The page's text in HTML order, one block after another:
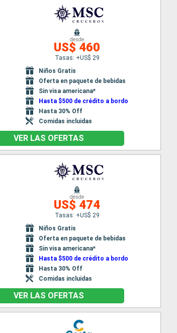
desde
US$ 460
Tasas: +US$ 29
Niños Gratis
Oferta en paquete de bebidas
Sin visa americana*
Hasta $500 de crédito a bordo
Hasta 30% Off
Comidas incluidas
VER LAS OFERTAS
desde
US$ 474
Tasas: +US$ 29
Niños Gratis
Oferta en paquete de bebidas
Sin visa americana*
Hasta $500 de crédito a bordo
Hasta 30% Off
Comidas incluidas
VER LAS OFERTAS